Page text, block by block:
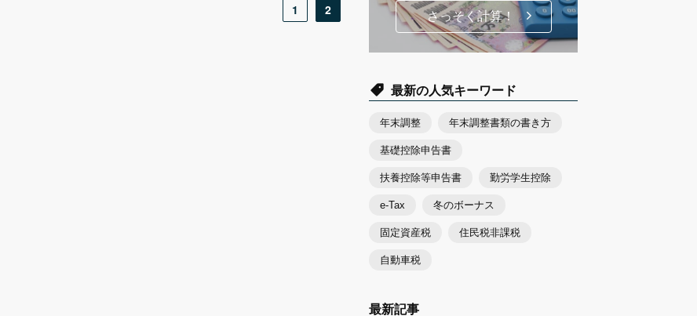
1 2 さっそく計算！
最新の人気キーワード
年末調整 年末調整書類の書き方
基礎控除申告書
扶養控除等申告書 勤労学生控除
e-Tax 冬のボーナス
固定資産税 住民税非課税
自動車税
最新記事